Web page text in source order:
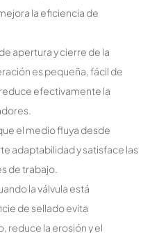
la eficiencia de
apertura y cierre de la
es pequeña, fácil de
efectivamente la
el medio fluya desde
adaptabilidad y satisface las
de trabajo.
la válvula está
de sellado evita
reduce la erosión y el